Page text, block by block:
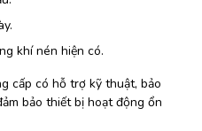
khí nén hiện có.
cấp có hỗ trợ kỹ thuật, bảo
bảo thiết bị hoạt động ổn